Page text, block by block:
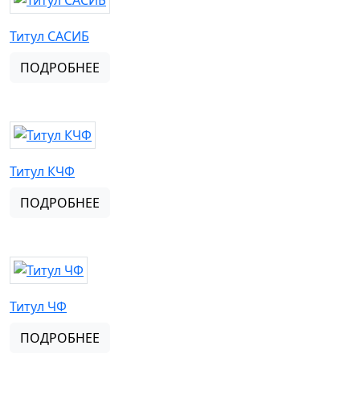
Титул САСИБ
ПОДРОБНЕЕ
Титул КЧФ
ПОДРОБНЕЕ
Титул ЧФ
ПОДРОБНЕЕ